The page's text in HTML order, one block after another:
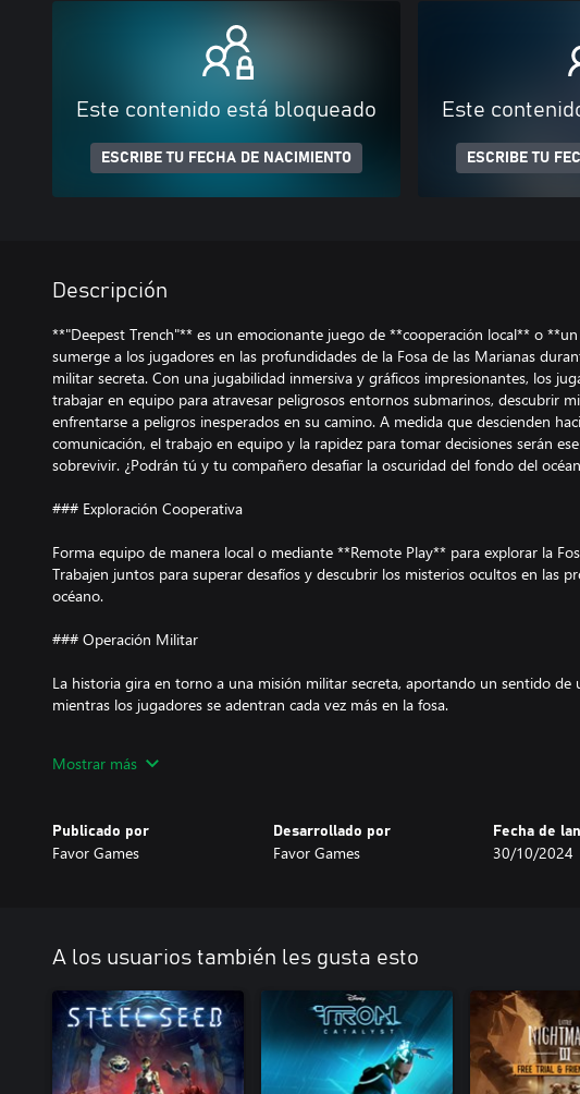
Este contenido está bloqueado
ESCRIBE TU FECHA DE NACIMIENTO
Este
ESCRIBE TU
Descripción
**"Deepest Trench"** es un emocionante juego de **cooperación local** o
sumerge a los jugadores en las profundidades de la Fosa de las Marianas
militar secreta. Con una jugabilidad inmersiva y gráficos impresionantes, los
trabajar en equipo para atravesar peligrosos entornos submarinos, descubrir
enfrentarse a peligros inesperados en su camino. A medida que descienden
comunicación, el trabajo en equipo y la rapidez para tomar decisiones serán
sobrevivir. ¿Podrán tú y tu compañero desafiar la oscuridad del fondo del
### Exploración Cooperativa
Forma equipo de manera local o mediante **Remote Play** para explorar la
Trabajen juntos para superar desafíos y descubrir los misterios ocultos en las
océano.
### Operación Militar
La historia gira en torno a una misión militar secreta, aportando un sentido de
mientras los jugadores se adentran cada vez más en la fosa.
### Descubre los Misterios
### La Comunicación es la Clave
Una comunicación eficaz entre los jugadores es fundamental para alcanzar el
movimientos, compartan sus descubrimientos y desarrollen estrategias para
derrotar a sus adversarios.
Mostrar más
Publicado por
Favor Games
Desarrollado por
Favor Games
Fecha de
30/10/2024
A los usuarios también les gusta esto